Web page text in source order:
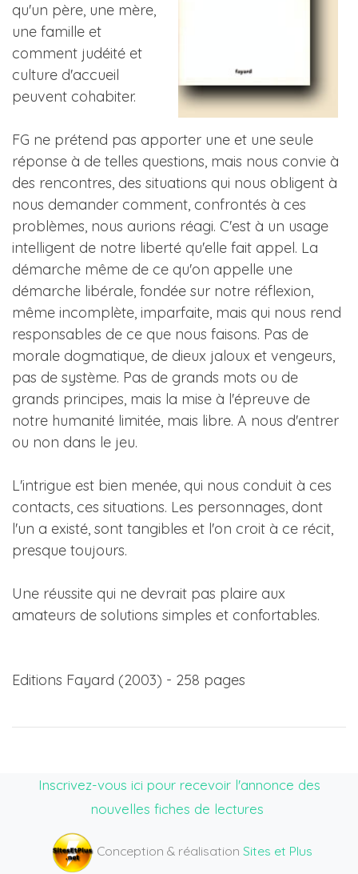
qu'un père, une mère,
une famille et
comment judéité et
culture d'accueil
peuvent cohabiter.
FG ne prétend pas apporter une et une seule
réponse à de telles questions, mais nous convie à
des rencontres, des situations qui nous obligent à
nous demander comment, confrontés à ces
problèmes, nous aurions réagi. C'est à un usage
intelligent de notre liberté qu'elle fait appel. La
démarche même de ce qu'on appelle une
démarche libérale, fondée sur notre réflexion,
même incomplète, imparfaite, mais qui nous rend
responsables de ce que nous faisons. Pas de
morale dogmatique, de dieux jaloux et vengeurs,
pas de système. Pas de grands mots ou de
grands principes, mais la mise à l'épreuve de
notre humanité limitée, mais libre. A nous d'entrer
ou non dans le jeu.
L'intrigue est bien menée, qui nous conduit à ces
contacts, ces situations. Les personnages, dont
l'un a existé, sont tangibles et l'on croit à ce récit,
presque toujours.
Une réussite qui ne devrait pas plaire aux
amateurs de solutions simples et confortables.
Editions Fayard (2003) - 258 pages
Inscrivez-vous ici pour recevoir l'annonce des
nouvelles fiches de lectures
Conception & réalisation Sites et Plus